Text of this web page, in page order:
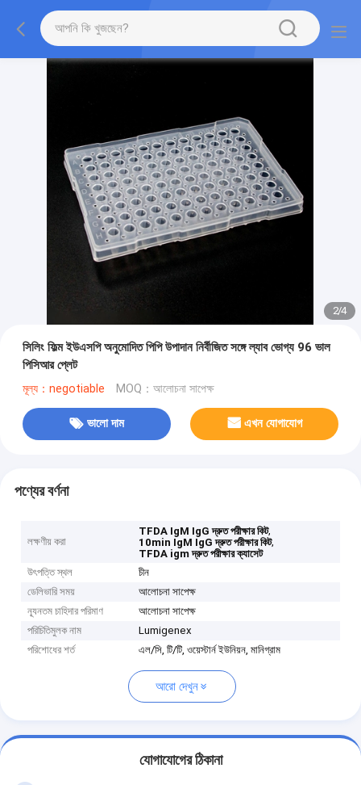
2/4
সিলিং ফিল্ম ইউএসপি অনুমোদিত পিপি উপাদান নির্বীজিত সঙ্গে ল্যাব ভোগ্য 96 ভাল
পিসিআর প্লেট
মূল্য：negotiable MOQ：আলোচনা সাপেক্ষ
ভালো দাম এখন যোগাযোগ
পণ্যের বর্ণনা
লক্ষণীয় করা
TFDA IgM IgG দ্রুত পরীক্ষার কিট,
10min IgM IgG দ্রুত পরীক্ষার কিট,
TFDA igm দ্রুত পরীক্ষার ক্যাসেট
উৎপত্তি স্থল
চীন
ডেলিভারি সময়
আলোচনা সাপেক্ষ
ন্যূনতম চাহিদার পরিমাণ
আলোচনা সাপেক্ষ
পরিচিতিমুলক নাম
Lumigenex
পরিশোধের শর্ত
এল/সি, টি/টি, ওয়েস্টার্ন ইউনিয়ন, মানিগ্রাম
আরো দেখুন
যোগাযোগের ঠিকানা